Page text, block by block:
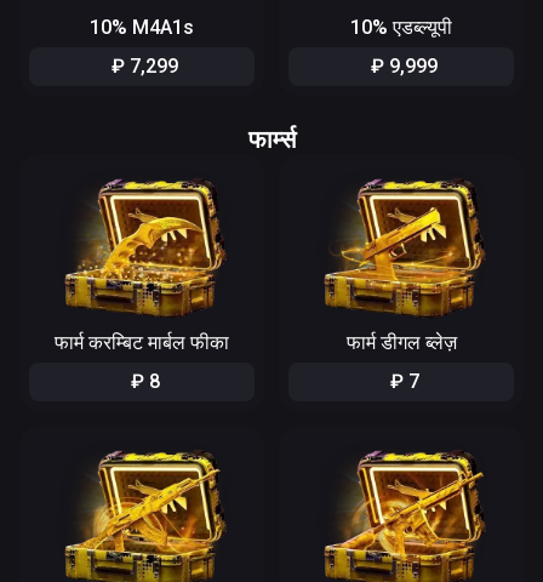
10% M4A1s
₽ 7,299
10% एडब्ल्यूपी
₽ 9,999
फार्म्स
फार्म करम्बिट मार्बल फीका
₽ 8
फार्म डीगल ब्लेज़
₽ 7